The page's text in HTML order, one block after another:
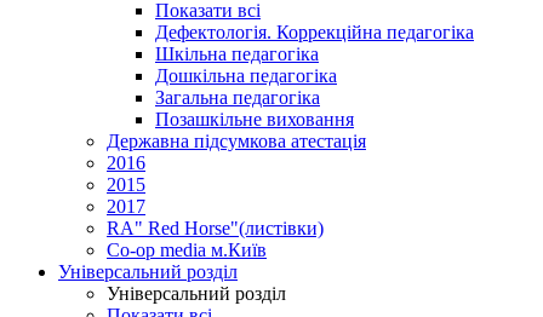
Показати всі
Дефектологія. Коррекційна педагогіка
Шкільна педагогіка
Дошкільна педагогіка
Загальна педагогіка
Позашкільне виховання
Державна підсумкова атестація
2016
2015
2017
RA" Red Horse"(листівки)
Co-op media м.Київ
Універсальний розділ
Універсальний розділ